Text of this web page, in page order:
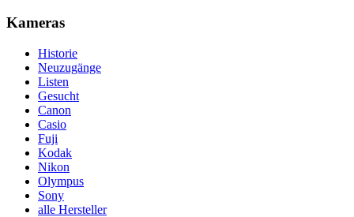
Kameras
Historie
Neuzugänge
Listen
Gesucht
Canon
Casio
Fuji
Kodak
Nikon
Olympus
Sony
alle Hersteller